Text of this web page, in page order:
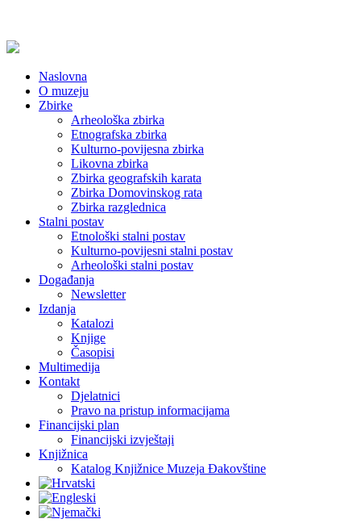
Naslovna
O muzeju
Zbirke
Arheološka zbirka
Etnografska zbirka
Kulturno-povijesna zbirka
Likovna zbirka
Zbirka geografskih karata
Zbirka Domovinskog rata
Zbirka razglednica
Stalni postav
Etnološki stalni postav
Kulturno-povijesni stalni postav
Arheološki stalni postav
Događanja
Newsletter
Izdanja
Katalozi
Knjige
Časopisi
Multimedija
Kontakt
Djelatnici
Pravo na pristup informacijama
Financijski plan
Financijski izvještaji
Knjižnica
Katalog Knjižnice Muzeja Đakovštine